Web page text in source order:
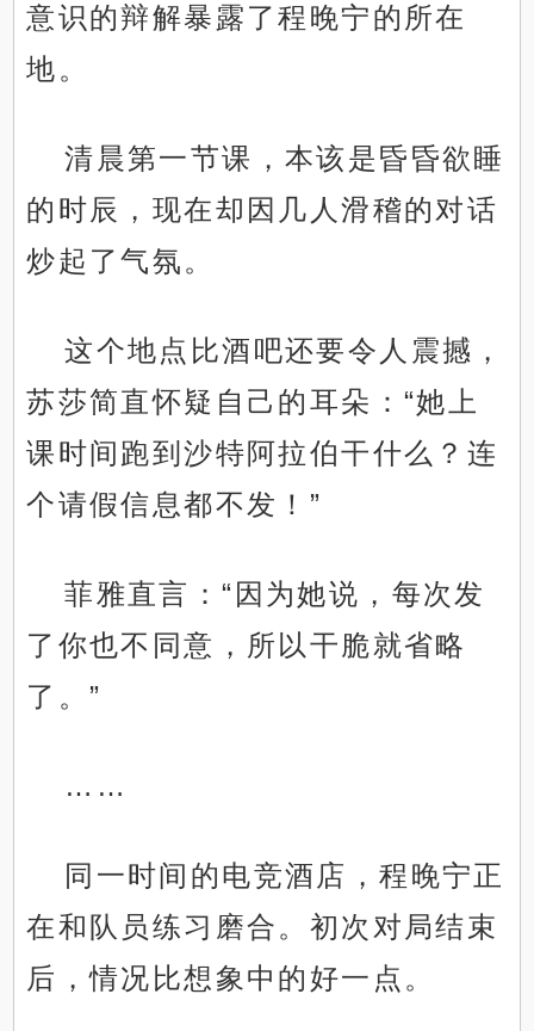
意识的辩解暴露了程晚宁的所在
地。
清晨第一节课，本该是昏昏欲睡
的时辰，现在却因几人滑稽的对话
炒起了气氛。
这个地点比酒吧还要令人震撼，
苏莎简直怀疑自己的耳朵：“她上
课时间跑到沙特阿拉伯干什么？连
个请假信息都不发！”
菲雅直言：“因为她说，每次发
了你也不同意，所以干脆就省略
了。”
……
同一时间的电竞酒店，程晚宁正
在和队员练习磨合。初次对局结束
后，情况比想象中的好一点。